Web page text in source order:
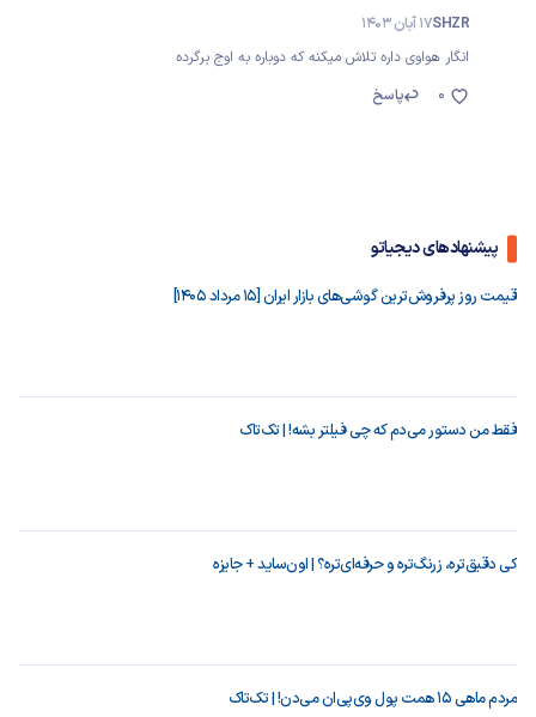
SHZR17 آبان 1403
انگار هواوی داره تلاش میکنه که دوباره به اوج برگرده
پاسخ
0
پیشنهادهای دیجیاتو
قیمت روز پرفروش‌ترین گوشی‌های بازار ایران [15 مرداد 1405]
فقط من دستور می‌دم که چی فیلتر بشه! | تک‌تاک
کی دقیق‌تره، زرنگ‌تره و حرفه‌ای‌تره؟ | اون‌ساید + جایزه
مردم ماهی ۱۵ همت پول وی‌پی‌ان می‌دن! | تک‌تاک